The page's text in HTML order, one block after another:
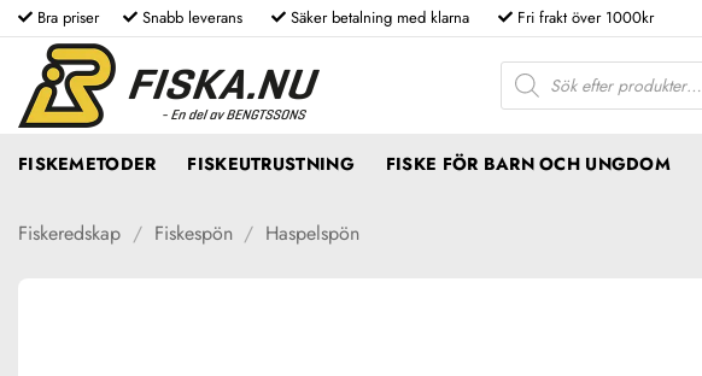
Skip
to
content
Bra priser Snabb leverans Säker betalning med klarna Fri frakt över 1000kr
Produktsökning
FISKEMETODER FISKEUTRUSTNING FISKE FÖR BARN OCH UNGDOM
Fiskeredskap / Fiskespön / Haspelspön